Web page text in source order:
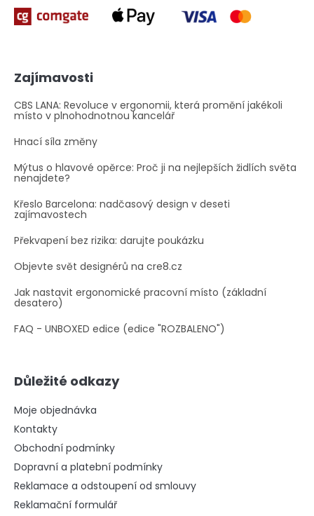
Zajímavosti
CBS LANA: Revoluce v ergonomii, která promění jakékoli
místo v plnohodnotnou kancelář
Hnací síla změny
Mýtus o hlavové opěrce: Proč ji na nejlepších židlích světa
nenajdete?
Křeslo Barcelona: nadčasový design v deseti
zajímavostech
Překvapení bez rizika: darujte poukázku
Objevte svět designérů na cre8.cz
Jak nastavit ergonomické pracovní místo (základní
desatero)
FAQ - UNBOXED edice (edice "ROZBALENO")
Důležité odkazy
Moje objednávka
Kontakty
Obchodní podmínky
Dopravní a platební podmínky
Reklamace a odstoupení od smlouvy
Reklamační formulář